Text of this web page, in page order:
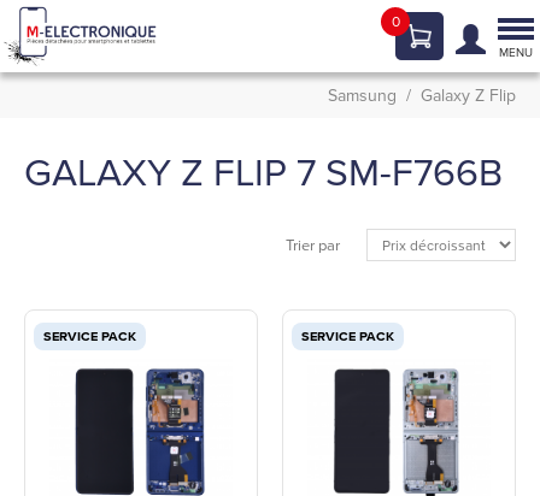
0
MENU
Samsung Galaxy Z Flip
GALAXY Z FLIP 7 SM-F766B
Trier par
SERVICE PACK SERVICE PACK